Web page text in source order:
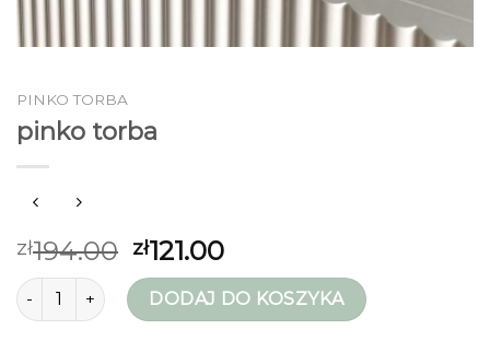
PINKO TORBA
pinko torba
zł194.00 zł121.00
ilość pinko torba DODAJ DO KOSZYKA